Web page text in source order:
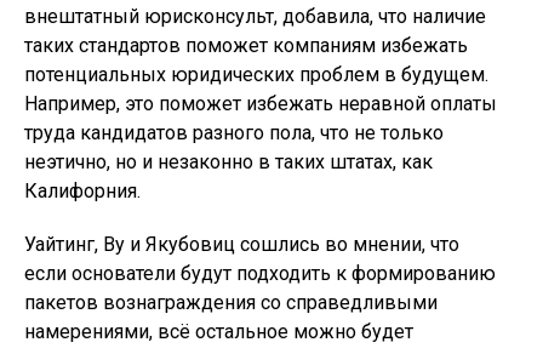
внештатный юрисконсульт, добавила, что наличие
таких стандартов поможет компаниям избежать
потенциальных юридических проблем в будущем.
Например, это поможет избежать неравной оплаты
труда кандидатов разного пола, что не только
неэтично, но и незаконно в таких штатах, как
Калифорния.
Уайтинг, Ву и Якубовиц сошлись во мнении, что
если основатели будут подходить к формированию
пакетов вознаграждения со справедливыми
намерениями, всё остальное можно будет